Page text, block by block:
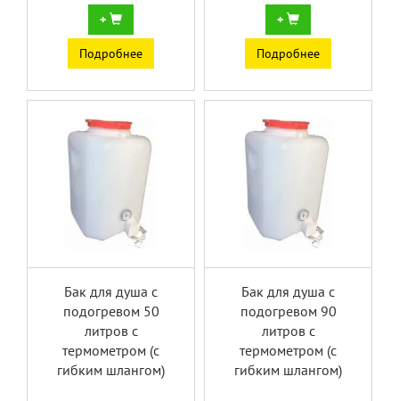
+
Подробнее
+
Подробнее
Бак для душа с
подогревом 50
литров с
термометром (с
гибким шлангом)
Бак для душа с
подогревом 90
литров с
термометром (с
гибким шлангом)